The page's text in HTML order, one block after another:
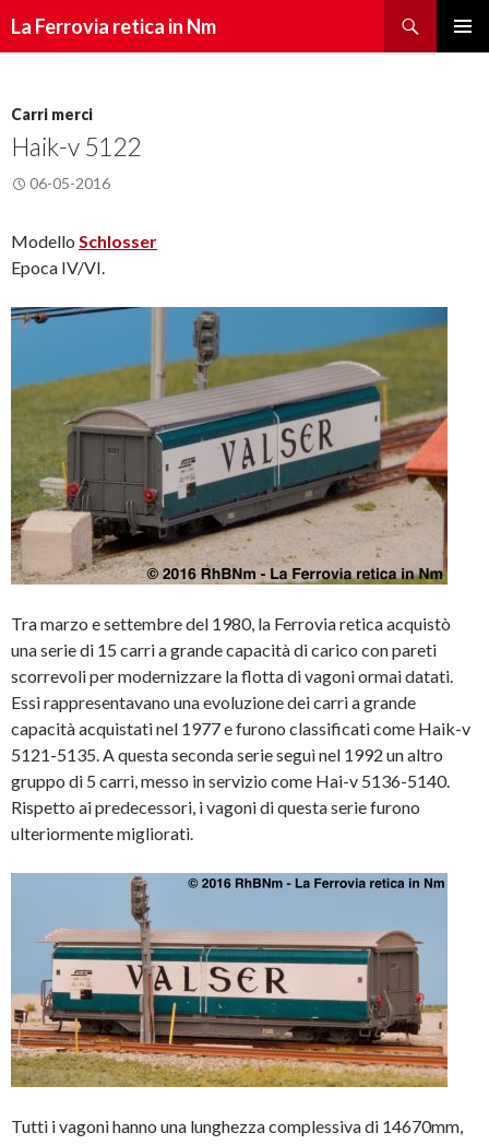
La Ferrovia retica in Nm
Carri merci
Haik-v 5122
06-05-2016
Modello Schlosser
Epoca IV/VI.
Tra marzo e settembre del 1980, la Ferrovia retica acquistò
una serie di 15 carri a grande capacità di carico con pareti
scorrevoli per modernizzare la flotta di vagoni ormai datati.
Essi rappresentavano una evoluzione dei carri a grande
capacità acquistati nel 1977 e furono classificati come Haik-v
5121-5135. A questa seconda serie seguì nel 1992 un altro
gruppo di 5 carri, messo in servizio come Hai-v 5136-5140.
Rispetto ai predecessori, i vagoni di questa serie furono
ulteriormente migliorati.
Tutti i vagoni hanno una lunghezza complessiva di 14670mm,